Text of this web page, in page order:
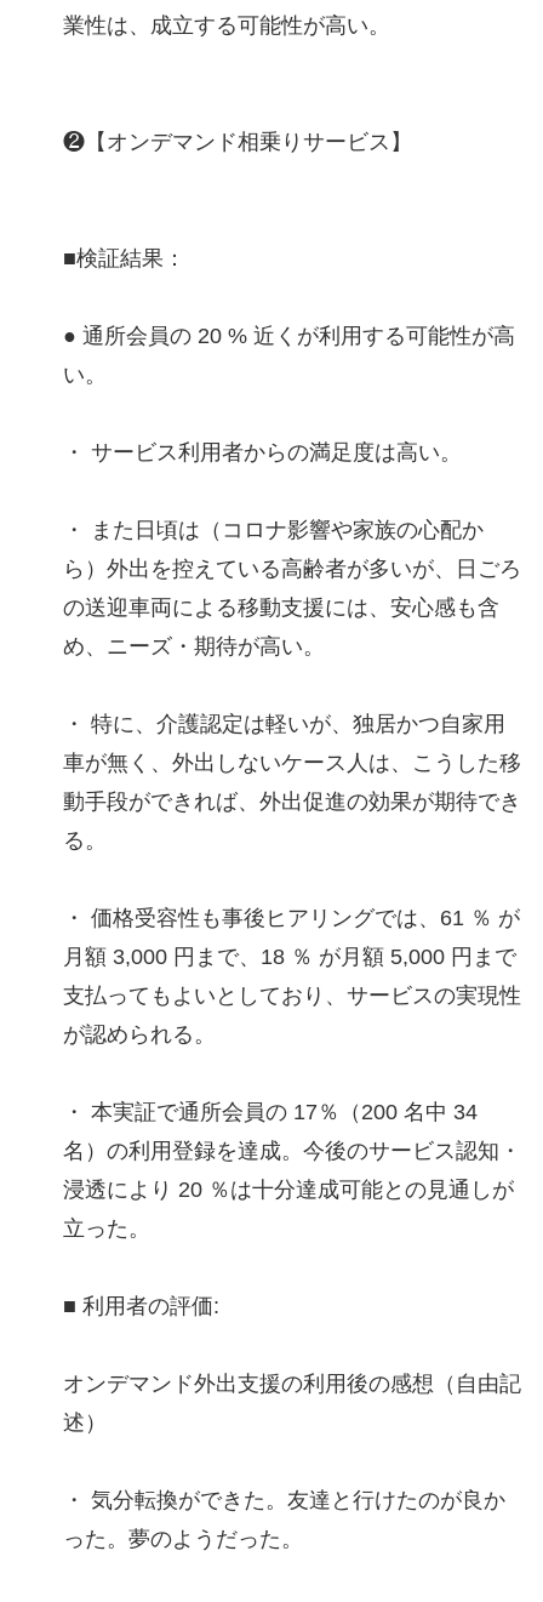
業性は、成立する可能性が高い。
❷【オンデマンド相乗りサービス】
■検証結果：
● 通所会員の 20 % 近くが利用する可能性が高
い。
・ サービス利用者からの満足度は高い。
・ また日頃は（コロナ影響や家族の心配か
ら）外出を控えている高齢者が多いが、日ごろ
の送迎車両による移動支援には、安心感も含
め、ニーズ・期待が高い。
・ 特に、介護認定は軽いが、独居かつ自家用
車が無く、外出しないケース人は、こうした移
動手段ができれば、外出促進の効果が期待でき
る。
・ 価格受容性も事後ヒアリングでは、61 ％ が
月額 3,000 円まで、18 ％ が月額 5,000 円まで
支払ってもよいとしており、サービスの実現性
が認められる。
・ 本実証で通所会員の 17％（200 名中 34
名）の利用登録を達成。今後のサービス認知・
浸透により 20 ％は十分達成可能との見通しが
立った。
■ 利用者の評価:
オンデマンド外出支援の利用後の感想（自由記
述）
・ 気分転換ができた。友達と行けたのが良か
った。夢のようだった。